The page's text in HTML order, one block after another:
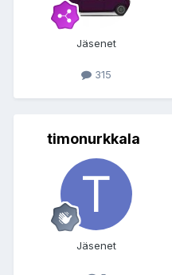
Jäsenet
315
timonurkkala
Jäsenet